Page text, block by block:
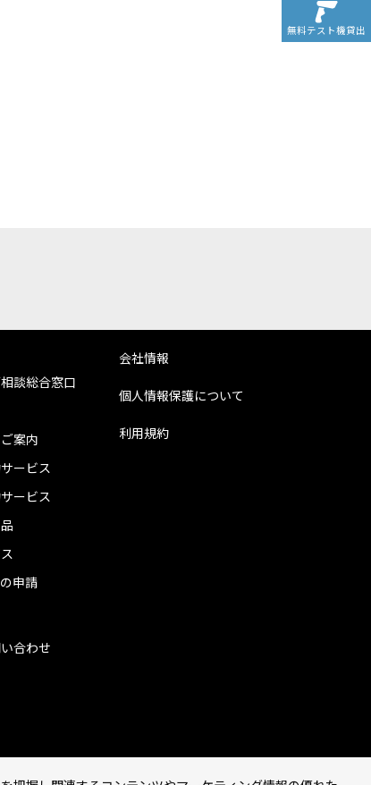
無料テスト機貸出
談総合窓口
案内
ービス
ービス
申請
合わせ
会社情報
個人情報保護について
利用規約